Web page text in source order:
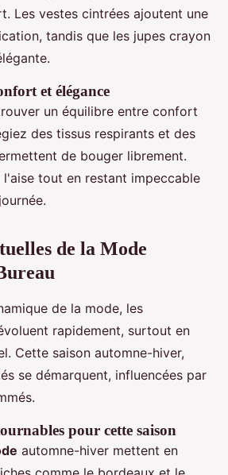
Les vestes cintrées ajoutent une
tandis que les jupes crayon
et élégance
un équilibre entre confort
des tissus respirants et des
de bouger librement.
l'aise tout en restant impeccable
de la Mode
de la mode, les
rapidement, surtout en
Cette saison automne-hiver,
se démarquent, influencées par
pour cette saison
automne-hiver mettent en